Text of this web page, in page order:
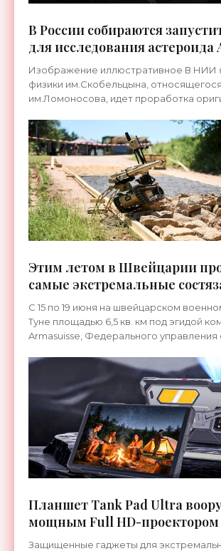
В России собираются
для исследования
«Космос»
Изображение иллюстративное В НИИ
физики им.Скобельцына,
им.Ломоносова, идет проработка
приближение которого к
Этим летом в Швейцарии
самые экстремальные
военных роботов -
С 15 по 19 июня на швейцарском
Туне площадью 6,5 кв. км под эгидой
Armasuisse, Федерального
Планшет Tank Pad Ultra
мощным Full HD-проектором
лазерным дальномером -
Защищенные гаджеты для